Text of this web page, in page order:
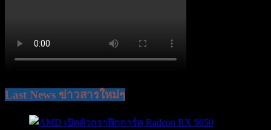
Last News ข่าวสารใหม่ๆ